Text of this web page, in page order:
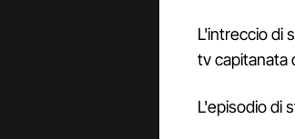
L'intreccio di
tv capitanata
L'episodio di